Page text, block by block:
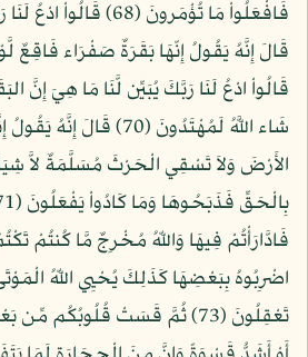
فَافْعَلُواْ مَا تُؤْمَرونَ (68)
قَالُواْ ادْعُ لَنَا رَبَّكَ يُبَيِّن لَّنَا مَا هِيَ إِنَّ
شَاء اللَّهُ لَمُهْتَدُونَ (70)
الأَرْضَ وَلاَ تَسْقِي الْحَرْثَ مُسَلَّمَةٌ لاَّ
اضْرِبُوهُ بِبَعْضِهَا كَذَلِكَ يُحْيِي اللّهُ
تَعْقِلُونَ (73) ثُمَّ قَسَتْ قُلُوبُكُم